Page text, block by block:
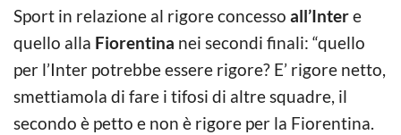
Sport in relazione al rigore concesso all’Intere
quello alla Fiorentina nei secondi finali: “quello
per l’Inter potrebbe essere rigore? E’ rigore netto,
smettiamola di fare i tifosi di altre squadre, il
secondo è petto e non è rigore per la Fiorentina.